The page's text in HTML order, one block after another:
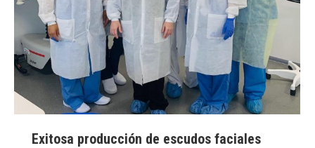
Exitosa producción de escudos faciales